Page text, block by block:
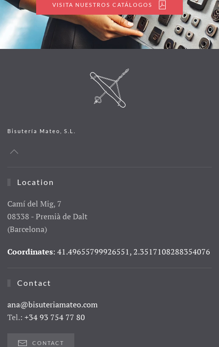
VISITA NUESTROS CATÁLOGOS
Bisutería Mateo, S.L.
Location
Camí del Mig, 7
08338 - Premià de Dalt
(Barcelona)
Coordinates: 41.49655799926551, 2.3517108288354076
Contact
ana@bisuteriamateo.com
Tel.: +34 93 754 77 80
CONTACT